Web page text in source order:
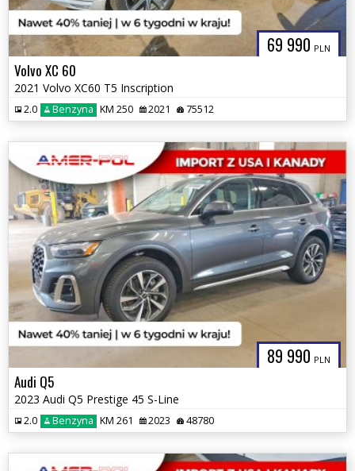
69 990 PLN
Volvo XC 60
2021 Volvo XC60 T5 Inscription
2.0 Benzyna KM 250 2021 75512
89 990 PLN
Audi Q5
2023 Audi Q5 Prestige 45 S-Line
2.0 Benzyna KM 261 2023 48780